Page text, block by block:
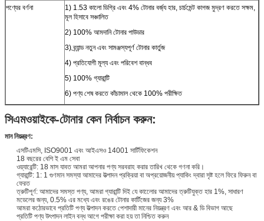
পণ্যের বর্ণনা
1) 1.53 কালো ডিগ্রি এবং 4% টোনার বর্জ্য হার, চার্চমেন্ট কাগজ মুদ্রণ করতে সক্ষম,
মূল হিসাবে সঞ্চালিত
2) 100% আমদানি টোনার পাউডার
3) ব্র্যান্ড নতুন এবং সামঞ্জস্যপূর্ণ টোনার কার্তুজ
4) প্রতিযোগী মূল্য এবং পরিবেশ বান্ধব
5) 100% গ্যারান্টি
6) পণ্য শেষ করতে কাঁচামাল থেকে 100% পরীক্ষিত
সিএমওয়াইকে-টোনার কেন নির্বাচন করুন:
মান নিয়ন্ত্রণ:
এসটিএমসি, ISO9001 এবং আইএসও 14001 সার্টিফিকেশন
18 বছরের বেশি ই এম সেবা
ওয়্যারেন্টি: 18 মাস যাবত আমরা আপনার পণ্য সরবরাহ করার তারিখ থেকে গণনা করি।
গ্যারান্টি: 1: 1 গুণমান সমস্যা আমাদের উত্পাদন প্রক্রিয়া বা অপ্রয়োজনীয় প্যাকিং দ্বারা সৃষ্ট হলে ফিরে ফিরুন বা
ফেরত
ত্রুটিপূর্ণ: আমাদের সমস্ত পণ্য, আমরা গ্যারান্টি দিই যে কালোের আমাদের ত্রুটিযুক্ত হার 1%, সাধারণ
মডেলের জন্য, 0.5% এর মধ্যে এবং রঙের টোনার কার্টিজের জন্য 3%
আমরা কঠোরভাবে প্রতিটি পণ্য উত্পাদন করতে পেশাদারী মানের নিয়ন্ত্রণ এবং আর & ডি বিভাগ আছে
প্রতিটি পণ্য উৎপাদন লাইন বন্ধ আগে পরীক্ষা করা হয় তা নিশ্চিত করুন